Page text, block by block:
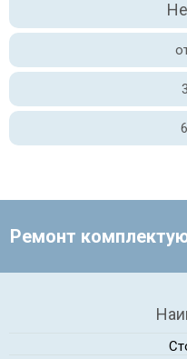
Ремонт